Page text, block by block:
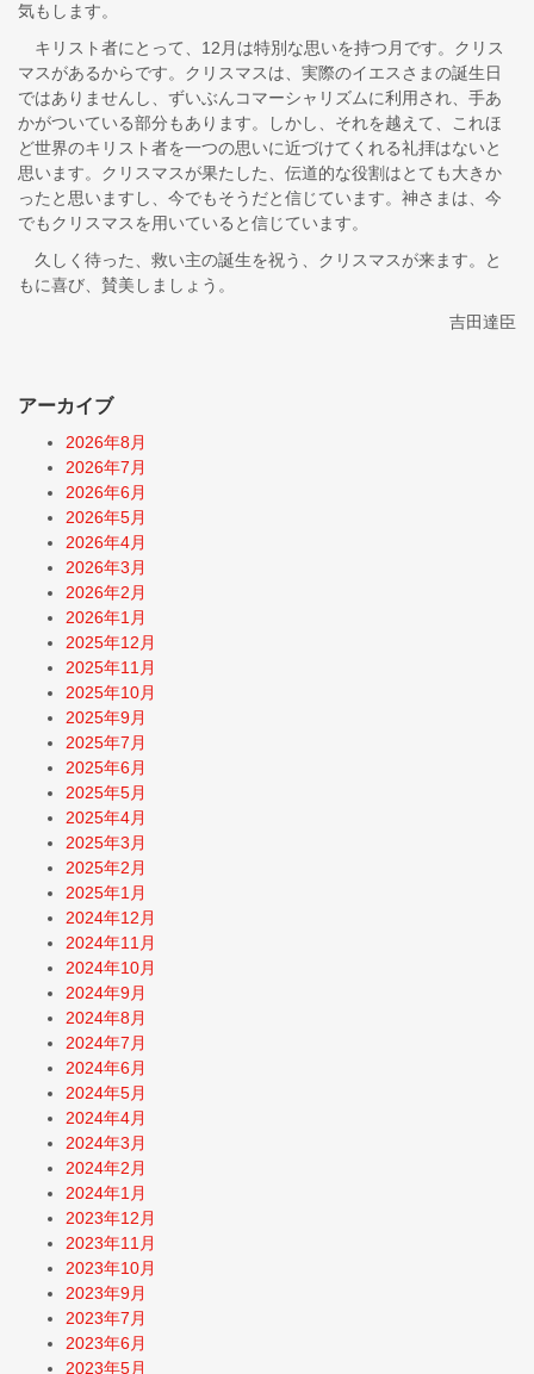
気もします。
キリスト者にとって、12月は特別な思いを持つ月です。クリス
マスがあるからです。クリスマスは、実際のイエスさまの誕生日
ではありませんし、ずいぶんコマーシャリズムに利用され、手あ
かがついている部分もあります。しかし、それを越えて、これほ
ど世界のキリスト者を一つの思いに近づけてくれる礼拝はないと
思います。クリスマスが果たした、伝道的な役割はとても大きか
ったと思いますし、今でもそうだと信じています。神さまは、今
でもクリスマスを用いていると信じています。
久しく待った、救い主の誕生を祝う、クリスマスが来ます。と
もに喜び、賛美しましょう。
吉田達臣
アーカイブ
2026年8月
2026年7月
2026年6月
2026年5月
2026年4月
2026年3月
2026年2月
2026年1月
2025年12月
2025年11月
2025年10月
2025年9月
2025年7月
2025年6月
2025年5月
2025年4月
2025年3月
2025年2月
2025年1月
2024年12月
2024年11月
2024年10月
2024年9月
2024年8月
2024年7月
2024年6月
2024年5月
2024年4月
2024年3月
2024年2月
2024年1月
2023年12月
2023年11月
2023年10月
2023年9月
2023年7月
2023年6月
2023年5月